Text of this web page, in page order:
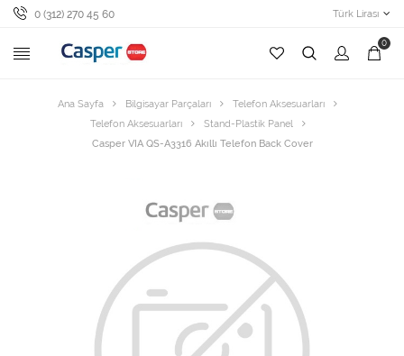
0 (312) 270 45 60 Türk Lirası
0
Ana Sayfa Bilgisayar Parçaları
Telefon Aksesuarları
Telefon Aksesuarları
Stand-Plastik Panel
Casper VIA QS-A3316 Akıllı Telefon Back Cover